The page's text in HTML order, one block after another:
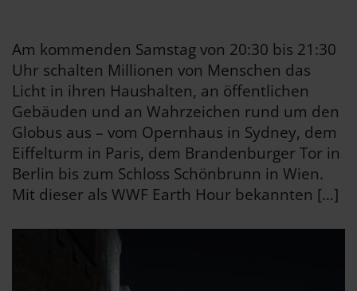
Am kommenden Samstag von 20:30 bis 21:30
Uhr schalten Millionen von Menschen das
Licht in ihren Haushalten, an öffentlichen
Gebäuden und an Wahrzeichen rund um den
Globus aus – vom Opernhaus in Sydney, dem
Eiffelturm in Paris, dem Brandenburger Tor in
Berlin bis zum Schloss Schönbrunn in Wien.
Mit dieser als WWF Earth Hour bekannten […]